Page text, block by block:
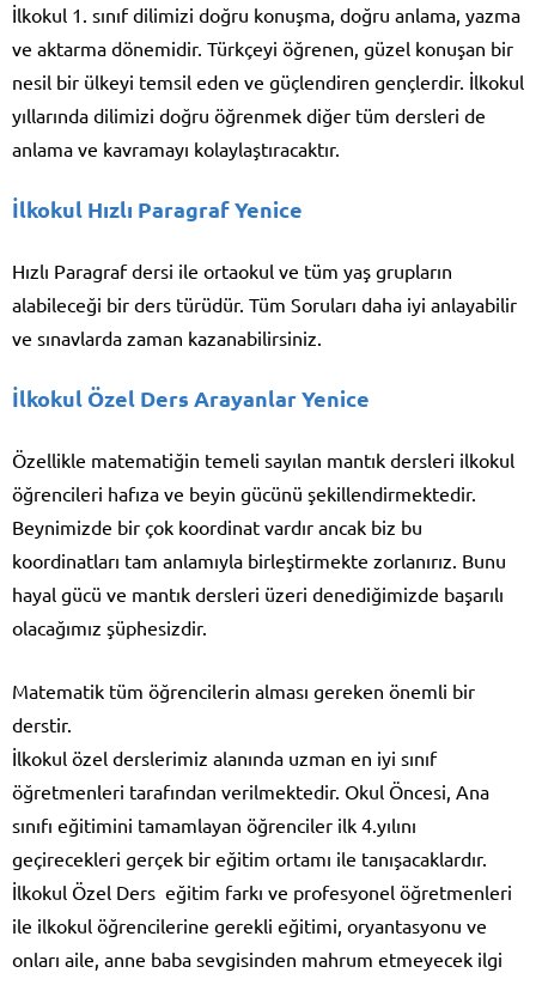
İlkokul 1. sınıf dilimizi doğru konuşma, doğru anlama, yazma
ve aktarma dönemidir. Türkçeyi öğrenen, güzel konuşan bir
nesil bir ülkeyi temsil eden ve güçlendiren gençlerdir. İlkokul
yıllarında dilimizi doğru öğrenmek diğer tüm dersleri de
anlama ve kavramayı kolaylaştıracaktır.
İlkokul Hızlı Paragraf Yenice
Hızlı Paragraf dersi ile ortaokul ve tüm yaş grupların
alabileceği bir ders türüdür. Tüm Soruları daha iyi anlayabilir
ve sınavlarda zaman kazanabilirsiniz.
İlkokul Özel Ders Arayanlar Yenice
Özellikle matematiğin temeli sayılan mantık dersleri ilkokul
öğrencileri hafıza ve beyin gücünü şekillendirmektedir.
Beynimizde bir çok koordinat vardır ancak biz bu
koordinatları tam anlamıyla birleştirmekte zorlanırız. Bunu
hayal gücü ve mantık dersleri üzeri denediğimizde başarılı
olacağımız şüphesizdir.
Matematik tüm öğrencilerin alması gereken önemli bir
derstir.
İlkokul özel derslerimiz alanında uzman en iyi sınıf
öğretmenleri tarafından verilmektedir. Okul Öncesi, Ana
sınıfı eğitimini tamamlayan öğrenciler ilk 4.yılını
geçirecekleri gerçek bir eğitim ortamı ile tanışacaklardır.
İlkokul Özel Ders eğitim farkı ve profesyonel öğretmenleri
ile ilkokul öğrencilerine gerekli eğitimi, oryantasyonu ve
onları aile, anne baba sevgisinden mahrum etmeyecek ilgi